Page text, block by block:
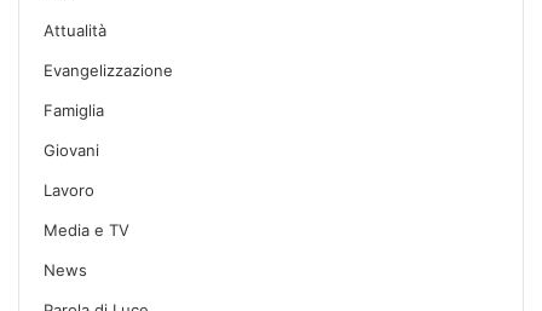
Attualità
Evangelizzazione
Famiglia
Giovani
Lavoro
Media e TV
News